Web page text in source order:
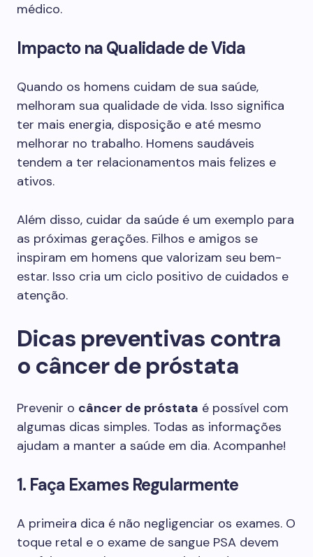
médico.
Impacto na Qualidade de Vida
Quando os homens cuidam de sua saúde,
melhoram sua qualidade de vida. Isso significa
ter mais energia, disposição e até mesmo
melhorar no trabalho. Homens saudáveis
tendem a ter relacionamentos mais felizes e
ativos.
Além disso, cuidar da saúde é um exemplo para
as próximas gerações. Filhos e amigos se
inspiram em homens que valorizam seu bem-
estar. Isso cria um ciclo positivo de cuidados e
atenção.
Dicas preventivas contra
o câncer de próstata
Prevenir o câncer de próstata é possível com
algumas dicas simples. Todas as informações
ajudam a manter a saúde em dia. Acompanhe!
1. Faça Exames Regularmente
A primeira dica é não negligenciar os exames. O
toque retal e o exame de sangue PSA devem